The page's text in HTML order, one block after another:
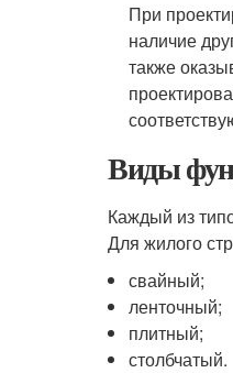
При
наличие
также
Виды
Каждый из
Для жилого
свайный;
ленточный;
плитный;
столбчатый.